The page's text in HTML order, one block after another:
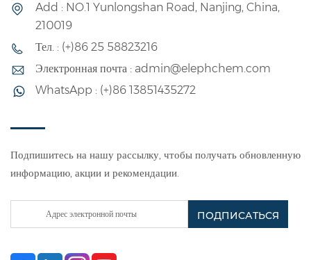
порошкообразное
твердое вещество,
нетоксичное,
безвкусное,
экологически чистое,
температуре 80–90 °C.
диметилсульфоксиде.
обладает хорошими
адгезионными и
полимерную эмульсию,
полимеризации из
этиленацетата и
также других
веществ. Сополимер
этилена и винилацетата
Add : NO.1 Yunlongshan Road, Nanjing, China,
210019
Тел. : (+)86 25 58823216
Электронная почта : admin@elephchem.com
WhatsApp : (+)86 13851435272
Подпишитесь на нашу рассылку, чтобы получать обновленную
информацию, акции и рекомендации.